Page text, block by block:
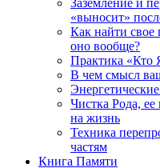
Заземление и
«выносит»
Как найти свое
оно вообще?
Практика «Кто
В чем смысл
Чистка Рода,
на жизнь
Техника
частям
Книга Памяти